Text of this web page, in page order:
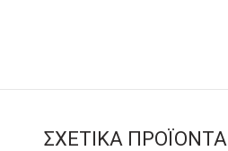
ΣΧΕΤΙΚΆ ΠΡΟΪΌΝΤΑ